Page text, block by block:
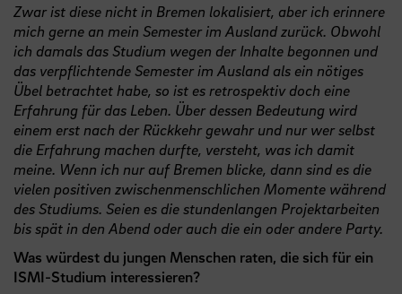
Zwar ist diese nicht in Bremen lokalisiert, aber ich erinnere
mich gerne an mein Semester im Ausland zurück. Obwohl
ich damals das Studium wegen der Inhalte begonnen und
das verpflichtende Semester im Ausland als ein nötiges
Übel betrachtet habe, so ist es retrospektiv doch eine
Erfahrung für das Leben. Über dessen Bedeutung wird
einem erst nach der Rückkehr gewahr und nur wer selbst
die Erfahrung machen durfte, versteht, was ich damit
meine. Wenn ich nur auf Bremen blicke, dann sind es die
vielen positiven zwischenmenschlichen Momente während
des Studiums. Seien es die stundenlangen Projektarbeiten
bis spät in den Abend oder auch die ein oder andere Party.
Was würdest du jungen Menschen raten, die sich für ein
ISMI-Studium interessieren?